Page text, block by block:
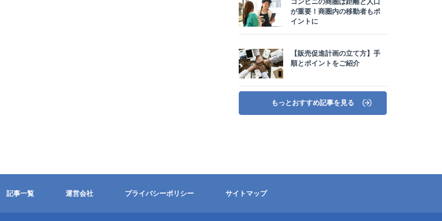
コンビニの商圏は距離と人口
が重要！商圏内の移動者もポ
イントに
【販売促進計画の立て方】手
順とポイントをご紹介
もっとおすすめ記事を見る
記事一覧 運営会社 プライバシーポリシー サイトマップ